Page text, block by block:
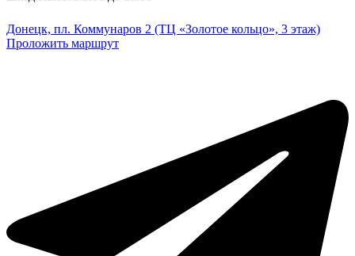
Донецк, пл. Коммунаров 2 (ТЦ «Золотое кольцо», 3 этаж)
Проложить маршрут